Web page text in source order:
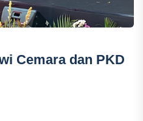
Cemara dan PKD